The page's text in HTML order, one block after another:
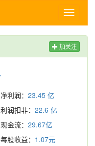
Toggle
加关注
净利润： 23.45 亿
利润扣非： 22.6 亿
现金流： 29.67亿
每股收益： 1.07元